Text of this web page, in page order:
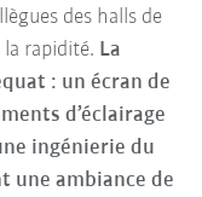
des halls de
rapidité. La
: un écran de
d’éclairage
ingénierie du
une ambiance de